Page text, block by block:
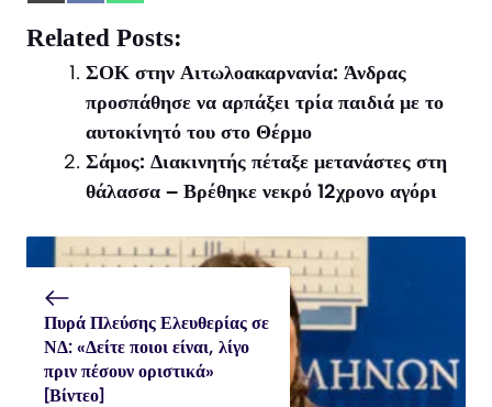
X
(Twitter)
Facebook
WhatsApp
Related Posts:
ΣΟΚ στην Αιτωλοακαρνανία: Άνδρας
προσπάθησε να αρπάξει τρία παιδιά με το
αυτοκίνητό του στο Θέρμο
Σάμος: Διακινητής πέταξε μετανάστες στη
θάλασσα – Βρέθηκε νεκρό 12χρονο αγόρι
Πυρά Πλεύσης Ελευθερίας σε
ΝΔ: «Δείτε ποιοι είναι, λίγο
πριν πέσουν οριστικά»
[Βίντεο]